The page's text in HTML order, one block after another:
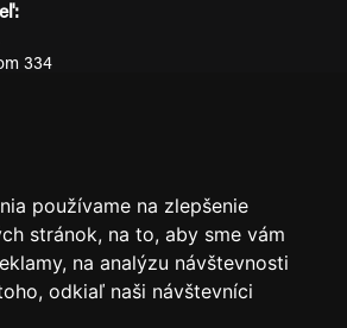
používame na zlepšenie
stránok, na to, aby sme vám
na analýzu návštevnosti
odkiaľ naši návštevníci
334